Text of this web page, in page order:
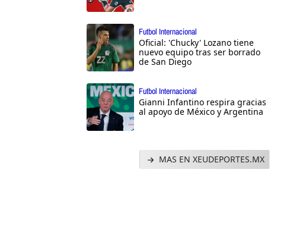
Futbol Internacional
Oficial: 'Chucky' Lozano tiene
nuevo equipo tras ser borrado
de San Diego
Futbol Internacional
Gianni Infantino respira gracias
al apoyo de México y Argentina
MAS EN XEUDEPORTES.MX